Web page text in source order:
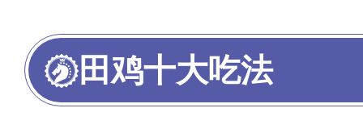
田鸡十大吃法